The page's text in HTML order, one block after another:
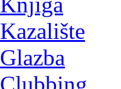
Kazalište
Glazba